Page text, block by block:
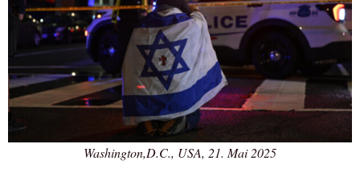
Washington,D.C., USA, 21. Mai 2025